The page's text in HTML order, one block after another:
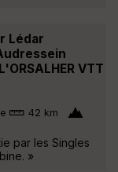
Lédar
VTT
42 km
par les Singles
»